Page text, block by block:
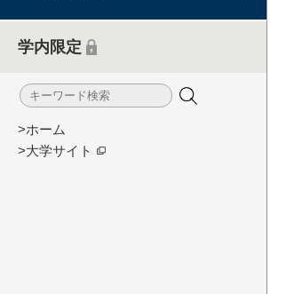
学内限定
>ホーム
>大学サイト